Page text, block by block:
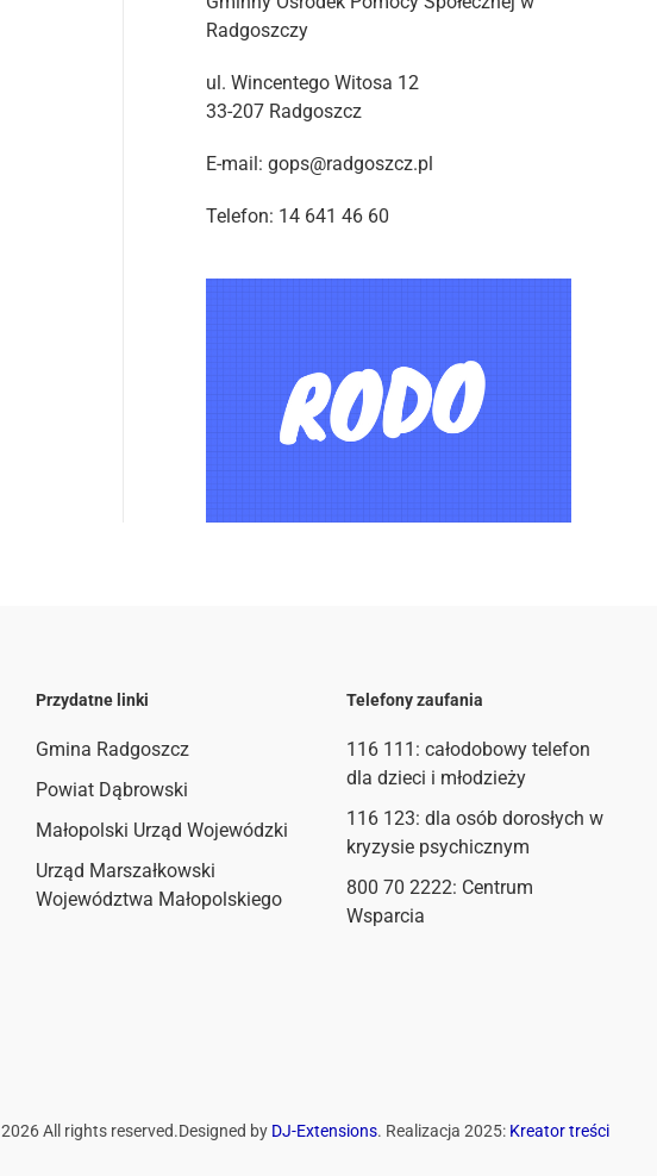
Radgoszczy
ul. Wincentego Witosa 12
33-207 Radgoszcz
E-mail: gops@radgoszcz.pl
Telefon: 14 641 46 60
Przydatne linki
Gmina Radgoszcz
Powiat Dąbrowski
Małopolski Urząd Wojewódzki
Urząd Marszałkowski
Województwa Małopolskiego
Telefony zaufania
116 111 : całodobowy telefon
dla dzieci i młodzieży
116 123: dla osób dorosłych w
kryzysie psychicznym
800 70 2222: Centrum
Wsparcia
2026All rights reserved.Designed by DJ-Extensions. Realizacja 2025: Kreator treści